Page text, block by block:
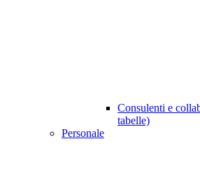
Consulenti e
tabelle)
Personale